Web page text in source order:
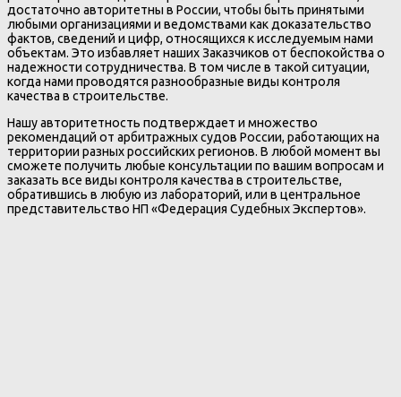
достаточно авторитетны в России, чтобы быть принятыми
любыми организациями и ведомствами как доказательство
фактов, сведений и цифр, относящихся к исследуемым нами
объектам. Это избавляет наших Заказчиков от беспокойства о
надежности сотрудничества. В том числе в такой ситуации,
когда нами проводятся разнообразные виды контроля
качества в строительстве.
Нашу авторитетность подтверждает и множество
рекомендаций от арбитражных судов России, работающих на
территории разных российских регионов. В любой момент вы
сможете получить любые консультации по вашим вопросам и
заказать все виды контроля качества в строительстве,
обратившись в любую из лабораторий, или в центральное
представительство НП «Федерация Судебных Экспертов».